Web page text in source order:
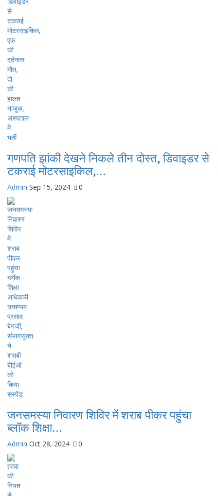
गणपति झांकी देखने निकले तीन दोस्त, ड‍िवाइडर से
टकराई मोटरसाइकि‍ल,...
Admin Sep 15, 2024 0
जनसमस्या निवारण शिविर में शराब पीकर पहुंचा
ब्लॉक शिक्षा...
Admin Oct 28, 2024 0